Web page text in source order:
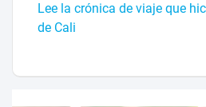
Lee la crónica de viaje que
de Cali